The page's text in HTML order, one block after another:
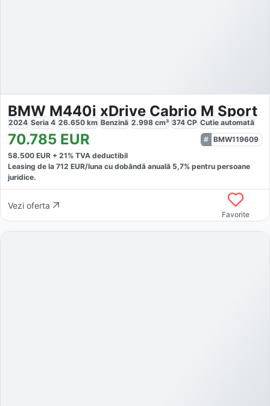
BMW M440i xDrive Cabrio M Sport
2024 Seria 4 26.650 km Benzină 2.998 cm³ 374 CP Cutie automată
70.785 EUR
BMW119609
58.500 EUR + 21% TVA deductibil
Leasing de la 712 EUR/luna cu dobăndă anuală 5,7% pentru persoane
juridice.
Vezi oferta
Favorite